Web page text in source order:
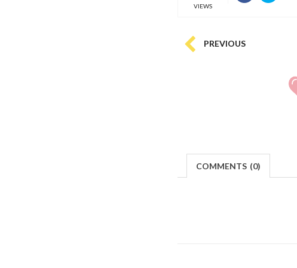
VIEWS
PREVIOUS
COMMENTS (0)